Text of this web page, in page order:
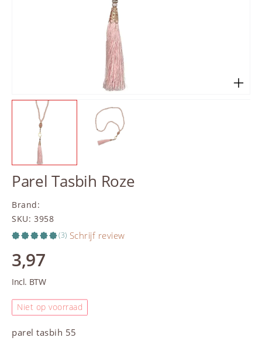
Parel Tasbih Roze
Brand:
SKU: 3958
(3) Schrijf review
3,97
Incl. BTW
Niet op voorraad
pareltasbih 55